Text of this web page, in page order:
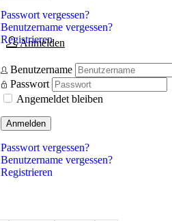
Passwort vergessen?
Benutzername vergessen?
Registrieren
Anmelden
Benutzername
Passwort
Angemeldet bleiben
Anmelden
Passwort vergessen?
Benutzername vergessen?
Registrieren